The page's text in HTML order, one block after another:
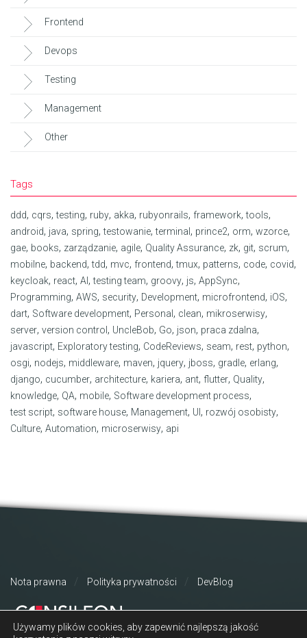
Frontend
Devops
Testing
Management
Other
Tags
ddd, cqrs,testing, ruby, akka, rubyonrails, framework,tools,
android, java, spring,testowanie,terminal , prince2, orm, wzorce,
gae, books, zarządzanie, agile, Quality Assurance, zk, git, scrum,
mobilne, backend,tdd, mvc, frontend,tmux, patterns, code, covid,
keycloak, react, AI ,testing team, groovy, js, AppSync,
Programming, AWS, security, Development, microfrontend, iOS,
dart, Software development, Personal , clean, mikroserwisy,
server, version control , UncleBob, Go, json, praca zdalna,
javascript, Exploratory testing, CodeReviews, seam, rest, python,
osgi, nodejs, middleware, maven, jquery, jboss, gradle, erlang,
django, cucumber, architecture, kariera, ant, flutter, Quality,
knowledge, QA, mobile, Software development process,
test script, software house, Management, UI , rozwój osobisty,
Culture, Automation, microserwisy, api
Nota prawna Polityka prywatności DevBlog
Używamy plików cookies, aby zapewnić najlepszą jakość